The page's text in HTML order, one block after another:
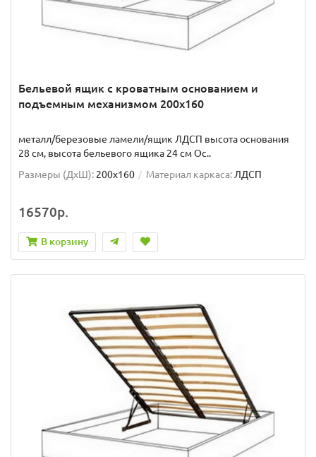
Бельевой ящик с кроватным основанием и
подъемным механизмом 200x160
металл/березовые ламели/ящик ЛДСП высота основания
28 см, высота бельевого ящика 24 см Ос..
Размеры (ДxШ): 200x160 Материал каркаса: ЛДСП
16570р.
В корзину